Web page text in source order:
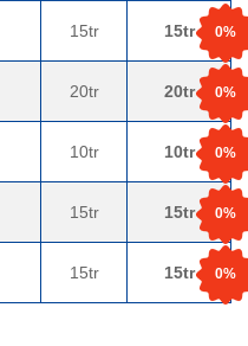
15tr 15tr 0%
20tr 20tr 0%
10tr 10tr 0%
15tr 15tr 0%
15tr 15tr 0%